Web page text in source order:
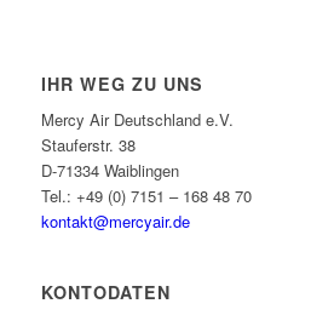
IHR WEG ZU UNS
Mercy Air Deutschland e.V.
Stauferstr. 38
D-71334 Waiblingen
Tel.: +49 (0) 7151 – 168 48 70
kontakt@mercyair.de
KONTODATEN